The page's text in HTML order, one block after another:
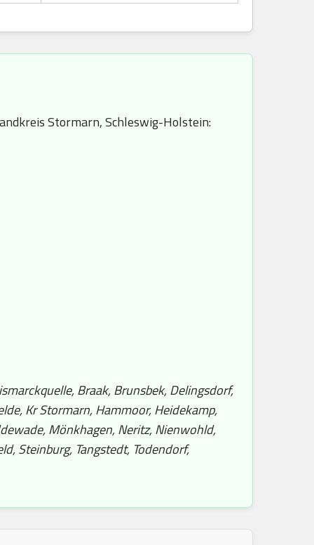
Stormarn, Schleswig-Holstein:
Braak, Brunsbek, Delingsdorf,
Kr Stormarn, Hammoor, Heidekamp,
Mönkhagen, Neritz, Nienwohld,
Steinburg, Tangstedt, Todendorf,